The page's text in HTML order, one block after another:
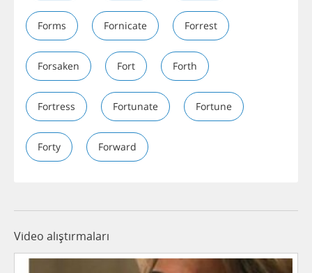
Forms Fornicate Forrest
Forsaken Fort Forth
Fortress Fortunate Fortune
Forty Forward
Video alıştırmaları